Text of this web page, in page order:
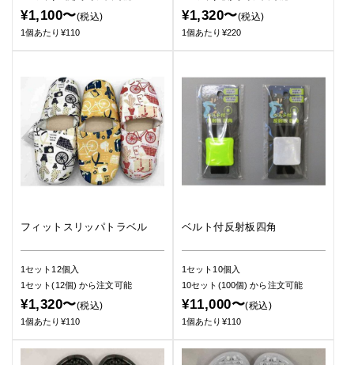
¥1,100〜(税込)
1個あたり¥110
¥1,320〜(税込)
1個あたり¥220
フィットスリッパトラベル
1セット12個入
1セット(12個)から注文可能
¥1,320〜(税込)
1個あたり¥110
ベルト付反射板四角
1セット10個入
10セット(100個)から注文可能
¥11,000〜(税込)
1個あたり¥110